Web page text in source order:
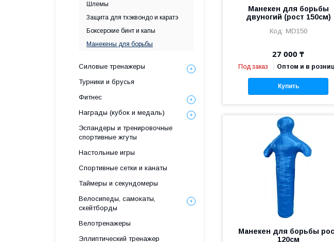
Манекен для борьбы
двуногий (рост 150см)
MD150
27 000 ₸
Под заказ Оптом и в
Купить
Манекен для борьбы
120см
Шлемы
Защита для тхэквондо и каратэ
Боксерские бинт и капы
Манекены для борьбы
Силовые тренажеры
Турники и брусья
Фитнес
Награды (кубок и медаль)
Эспандеры и тренировочные
спортивные жгуты
Настольные игры
Спортивные сетки и канаты
Таймеры и секундомеры
Велосипеды, самокаты,
скейтборды
Велотренажеры
Эллиптический тренажер